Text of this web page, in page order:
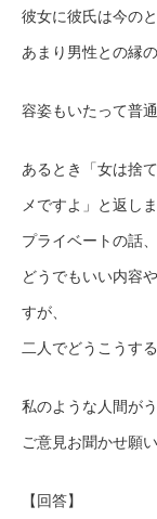
彼女に彼氏は今の
あまり男性との縁
容姿もいたって普通
あるとき「女は捨
メですよ」と返しま
プライベートの話
どうでもいい内容
すが、
二人でどうこうす
私のような人間が
ご意見お聞かせ願
【回答】